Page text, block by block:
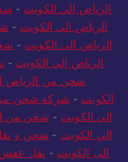
الرياض الي الكويت -
الرياض الى الكويت -
الرياض الى الكويت -
الرياض إلى الكويت -
شحن من الرياض
الكويت - شركة شحن من
الي الكويت - شحن من
الي الكويت - شحن و
الى الكويت - نقل عفش